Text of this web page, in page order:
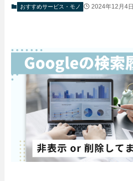
おすすめサービス・モノ 2024年12月4日